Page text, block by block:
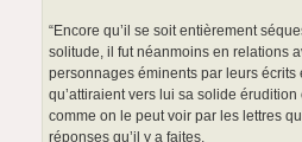
“Encore qu’il se soit entièrement
solitude, il fut néanmoins en relations
personnages éminents par leurs écrits
qu’attiraient vers lui sa solide
comme on le peut voir par les lettres
réponses qu’il y a faites.